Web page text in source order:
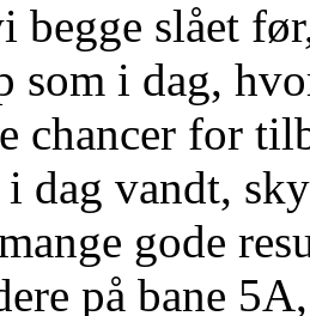
begge slået
som i dag,
chancer for
dag vandt,
gode
på bane